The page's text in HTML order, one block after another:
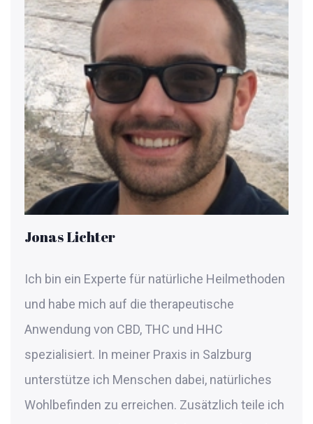
Jonas Lichter
Ich bin ein Experte für natürliche Heilmethoden
und habe mich auf die therapeutische
Anwendung von CBD, THC und HHC
spezialisiert. In meiner Praxis in Salzburg
unterstütze ich Menschen dabei, natürliches
Wohlbefinden zu erreichen. Zusätzlich teile ich